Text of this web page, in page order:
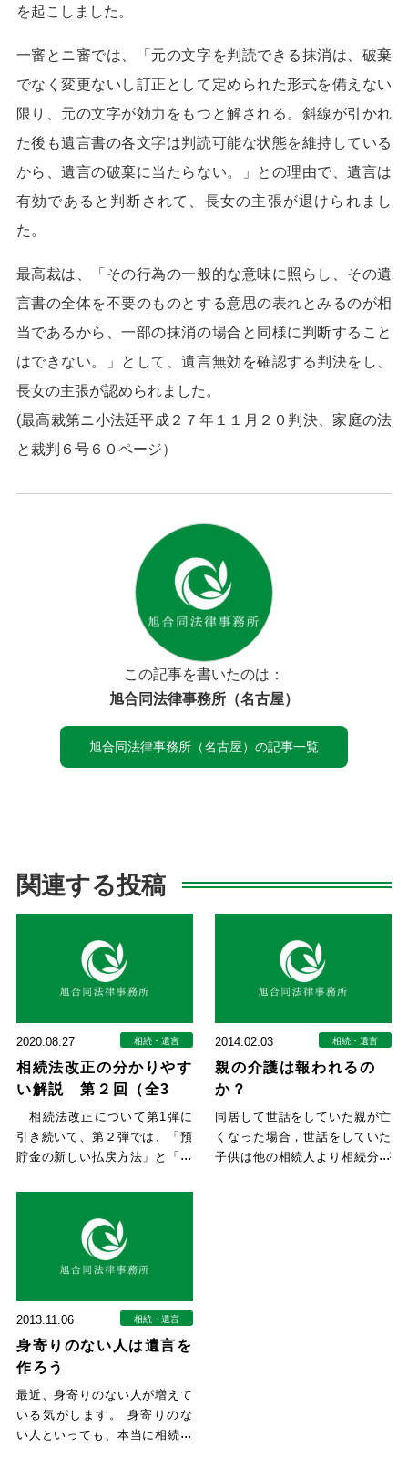
を起こしました。
一審とニ審では、「元の文字を判読できる抹消は、破棄
でなく変更ないし訂正として定められた形式を備えない
限り、元の文字が効力をもつと解される。斜線が引かれ
た後も遺言書の各文字は判読可能な状態を維持している
から、遺言の破棄に当たらない。」との理由で、遺言は
有効であると判断されて、長女の主張が退けられまし
た。
最高裁は、「その行為の一般的な意味に照らし、その遺
言書の全体を不要のものとする意思の表れとみるのが相
当であるから、一部の抹消の場合と同様に判断すること
はできない。」として、遺言無効を確認する判決をし、
長女の主張が認められました。
(最高裁第ニ小法廷平成２７年１１月２０判決、家庭の法
と裁判６号６０ページ）
この記事を書いたのは：
旭合同法律事務所（名古屋）
旭合同法律事務所（名古屋）の記事一覧
関連する投稿
2020.08.27 相続・遺言
相続法改正の分かりやす
い解説 第２回（全3
回）
相続法改正について第1弾に
引き続いて、第２弾では、「預
貯金の新しい払戻方法」と「勝
2014.02.03 相続・遺言
親の介護は報われるの
か？
同居して世話をしていた親が亡
くなった場合，世話をしていた
子供は他の相続人より相続分が
2013.11.06 相続・遺言
身寄りのない人は遺言を
作ろう
最近、身寄りのない人が増えて
いる気がします。 身寄りのな
い人といっても、本当に相続人